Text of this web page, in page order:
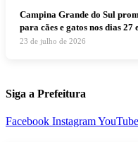
Campina Grande do Sul
para cães e gatos nos dias 27
23 de julho de 2026
Siga a Prefeitura
Facebook InstagramYouTube